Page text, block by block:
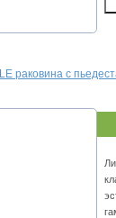
раковина с